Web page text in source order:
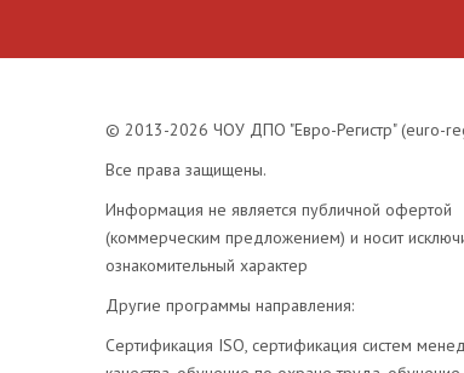
© 2013-2026 ЧОУ ДПО "Евро-Регистр" (euro-
Все права защищены.
Информация не является публичной офертой
(коммерческим предложением) и носит
ознакомительный характер
Другие программы направления:
Сертификация ISO, сертификация систем